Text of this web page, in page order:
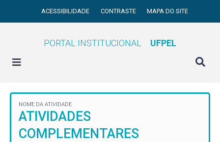
ACESSIBILIDADE CONTRASTE MAPA DO SITE
PORTAL INSTITUCIONAL UFPEL
NOME DA ATIVIDADE
ATIVIDADES
COMPLEMENTARES